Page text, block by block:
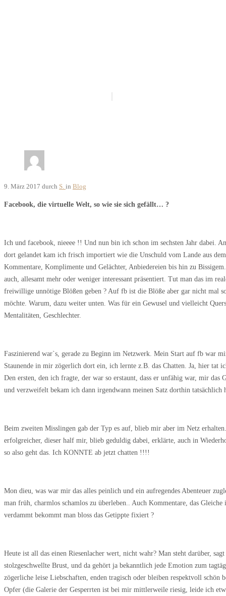
9. März 2017 durch S. in Blog
Facebook, die virtuelle Welt, so wie sie sich gefällt… ?
Ich und facebook, nieeee !! Und nun bin ich schon im sechsten Jahr dabei.
dort gelandet kam ich frisch importiert wie die Unschuld vom Lande aus
Kommentare, Komplimente und Gelächter, Anbiedereien bis hin zu
auch, allesamt mehr oder weniger interessant präsentiert. Tut man das im
freiwillige unnötige Blößen geben ? Auf fb ist die Blöße aber gar nicht mal
möchte. Warum, dazu weiter unten. Was für ein Gewusel und vielleicht
Mentalitäten, Geschlechter.
Faszinierend war`s, gerade zu Beginn im Netzwerk. Mein Start auf fb war
Staunende in mir zögerlich dort ein, ich lernte z.B. das Chatten. Ja, hier tat
Den ersten, den ich fragte, der war so erstaunt, dass er unfähig war, mir das
und verzweifelt bekam ich dann irgendwann meinen Satz dorthin
Beim zweiten Misslingen gab der Typ es auf, blieb mir aber im Netz
erfolgreicher, dieser half mir, blieb geduldig dabei, erklärte, auch in
so also geht das. Ich KONNTE ab jetzt chatten !!!!
Mon dieu, was war mir das alles peinlich und ein aufregendes Abenteuer
man früh, charmlos schamlos zu überleben.. Auch Kommentare, das
verdammt bekommt man bloss das Getippte fixiert ?
Heute ist all das einen Riesenlacher wert, nicht wahr? Man steht darüber,
stolzgeschwellte Brust, und da gehört ja bekanntlich jede Emotion zum
zögerliche leise Liebschaften, enden tragisch oder bleiben respektvoll schön
Opfer (die Galerie der Gesperrten ist bei mir mittlerweile riesig, leide ich